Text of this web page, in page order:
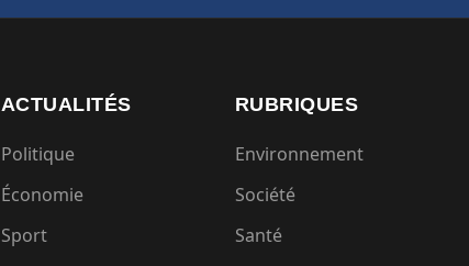
ACTUALITÉS
Politique
Économie
Sport
RUBRIQUES
Environnement
Société
Santé